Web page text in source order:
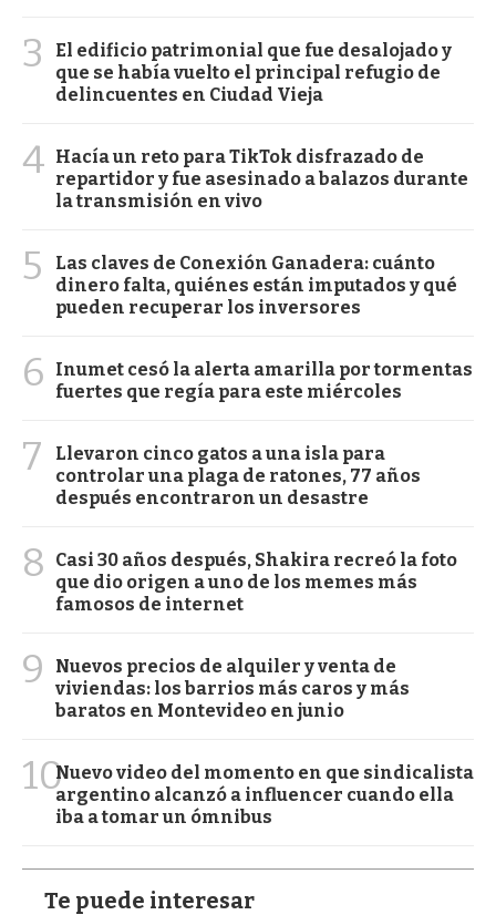
3
El edificio patrimonial que fue desalojado y
que se había vuelto el principal refugio de
delincuentes en Ciudad Vieja
4 Hacía un reto para TikTok disfrazado de
repartidor y fue asesinado a balazos durante
la transmisión en vivo
5
Las claves de Conexión Ganadera: cuánto
dinero falta, quiénes están imputados y qué
pueden recuperar los inversores
6
Inumet cesó la alerta amarilla por tormentas
fuertes que regía para este miércoles
7
Llevaron cinco gatos a una isla para
controlar una plaga de ratones, 77 años
después encontraron un desastre
8
Casi 30 años después, Shakira recreó la foto
que dio origen a uno de los memes más
famosos de internet
9
Nuevos precios de alquiler y venta de
viviendas: los barrios más caros y más
baratos en Montevideo en junio
10Nuevo video del momento en que sindicalista
argentino alcanzó a influencer cuando ella
iba a tomar un ómnibus
Te puede interesar